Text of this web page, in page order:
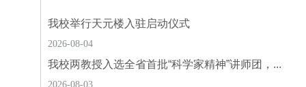
我校举行天元楼入驻启动仪式
2026-08-04
我校两教授入选全省首批“科学家精神”讲师团，...
2026-08-03